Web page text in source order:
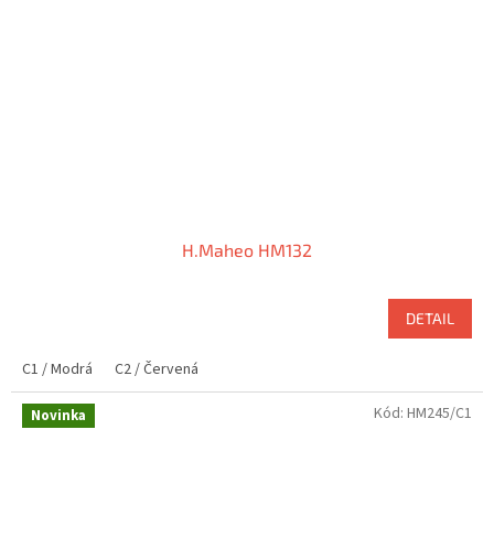
H.Maheo HM132
DETAIL
C1 / Modrá C2 / Červená
Novinka Kód: HM245/C1